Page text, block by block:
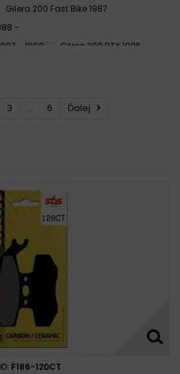
Gilera 200 Fast Bike 1987
-
- 1998
Gilera 200 RTX 1985 -
-
4T (HENGTONG CALIPER) 2001 -
- 2000
1998 -
1998 - 2001
1998
2012
2012
2004
2005
2011
2012
Gilera RV 200 1985 - 1986
3 ... 6 Ďalej
F186-120CT